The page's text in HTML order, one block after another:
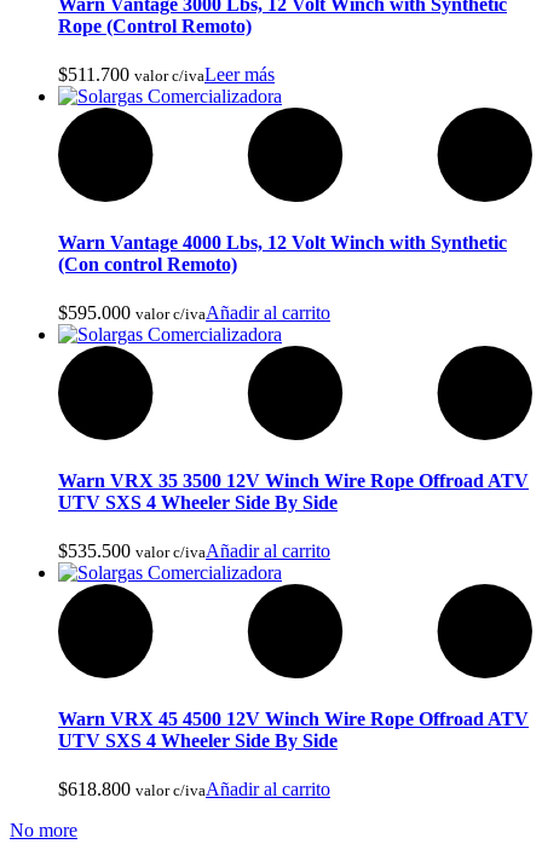
Griferia Acero Inoxidable
Cavas de Vino
Warn Vantage 3000 Lbs, 12 Volt Winch with Synthetic
Rope‎ (Control Remoto)
$511.700 valor c/ivaLeer más
Warn Vantage 4000 Lbs, 12 Volt Winch with Synthetic
(Con control Remoto)
$595.000 valor c/ivaAñadir al carrito
Warn VRX 35 3500 12V Winch Wire Rope Offroad ATV
UTV SXS 4 Wheeler Side By Side
$535.500 valor c/ivaAñadir al carrito
Warn VRX 45 4500 12V Winch Wire Rope Offroad ATV
UTV SXS 4 Wheeler Side By Side
$618.800 valor c/ivaAñadir al carrito
No more